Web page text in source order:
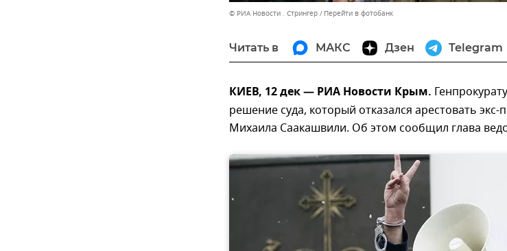
© РИА Новости . Стрингер Перейти в фотобанк
Читать в МАКС Дзен Telegram
КИЕВ, 12 дек — РИА Новости Крым.
решение суда, который отказался арестовать экс-
Михаила Саакашвили. Об этом сообщил глава